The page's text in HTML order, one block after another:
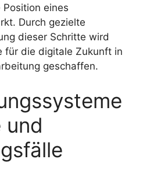
eines
Durch gezielte
dieser Schritte wird
für die digitale Zukunft in
geschaffen.
und